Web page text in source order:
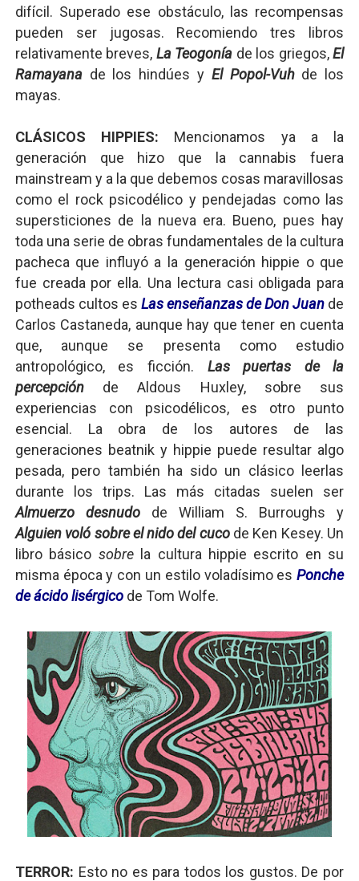
difícil. Superado ese obstáculo, las recompensas
pueden ser jugosas. Recomiendo tres libros
relativamente breves, La Teogonía de los griegos,El
Ramayana de los hindúes y El Popol-Vuh de los
mayas.
CLÁSICOS HIPPIES: Mencionamos ya a la
generación que hizo que la cannabis fuera
mainstream y a la que debemos cosas maravillosas
como el rock psicodélico y pendejadas como las
supersticiones de la nueva era. Bueno, pues hay
toda una serie de obras fundamentales de la cultura
pacheca que influyó a la generación hippie o que
fue creada por ella. Una lectura casi obligada para
potheads cultos es Las enseñanzas de Don Juan de
Carlos Castaneda, aunque hay que tener en cuenta
que, aunque se presenta como estudio
antropológico, es ficción. Las puertas de la
percepción de Aldous Huxley, sobre sus
experiencias con psicodélicos, es otro punto
esencial. La obra de los autores de las
generaciones beatnik y hippie puede resultar algo
pesada, pero también ha sido un clásico leerlas
durante los trips. Las más citadas suelen ser
Almuerzo desnudo de William S. Burroughs
y
Alguien voló sobre el nido del cuco de Ken Kesey. Un
libro básico sobre
la cultura hippie escrito en su
misma época y con un estilo voladísimo esPonche
de ácido lisérgico de Tom Wolfe.
TERROR: Esto no es para todos los gustos. De por